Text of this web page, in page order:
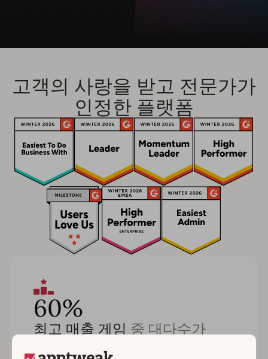
고객의 사랑을 받고 전문가가
인정한 플랫폼
60%
최고 매출 게임 중 대다수가